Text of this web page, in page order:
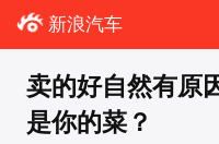
新浪汽车
卖的好自然有原
是你的菜？